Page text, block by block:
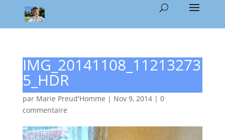
IMG_20141108_11213273
5_HDR
par Marie Preud'Homme | Nov 9, 2014| 0
commentaire